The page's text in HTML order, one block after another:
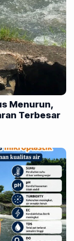
Menurun,
Terbesar